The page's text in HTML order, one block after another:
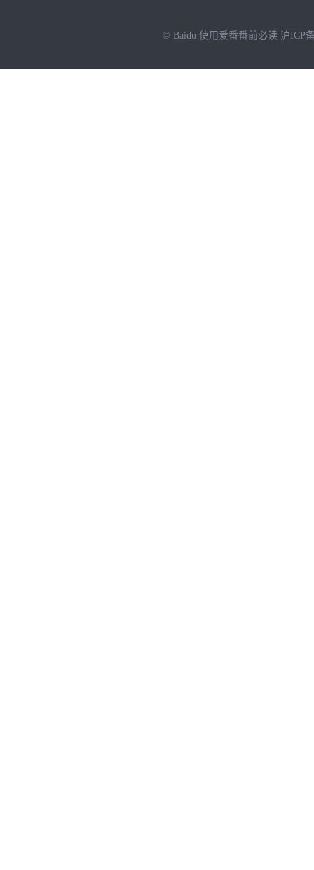
© Baidu 使用爱番番前必读 沪ICP